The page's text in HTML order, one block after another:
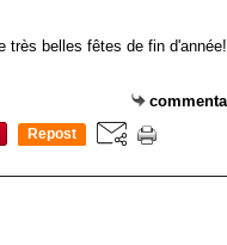
très belles fêtes de fin d'année!
Repost